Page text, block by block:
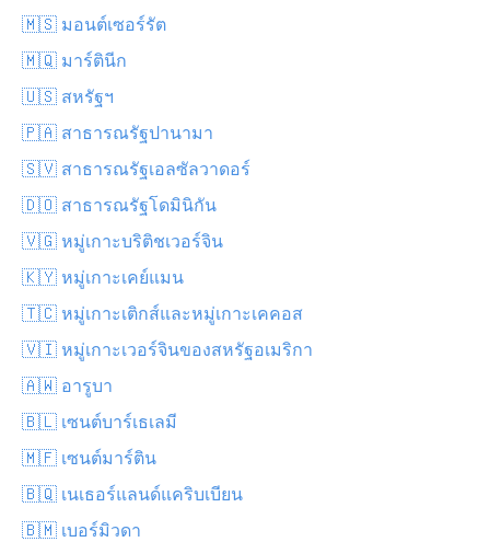
🇲🇸 มอนต์เซอร์รัต
🇲🇶 มาร์ตินีก
🇺🇸 สหรัฐฯ
🇵🇦 สาธารณรัฐปานามา
🇸🇻 สาธารณรัฐเอลซัลวาดอร์
🇩🇴 สาธารณรัฐโดมินิกัน
🇻🇬 หมู่เกาะบริติชเวอร์จิน
🇰🇾 หมู่เกาะเคย์แมน
🇹🇨 หมู่เกาะเติกส์และหมู่เกาะเคคอส
🇻🇮 หมู่เกาะเวอร์จินของสหรัฐอเมริกา
🇦🇼 อารูบา
🇧🇱 เซนต์บาร์เธเลมี
🇲🇫 เซนต์มาร์ติน
🇧🇶 เนเธอร์แลนด์แคริบเบียน
🇧🇲 เบอร์มิวดา